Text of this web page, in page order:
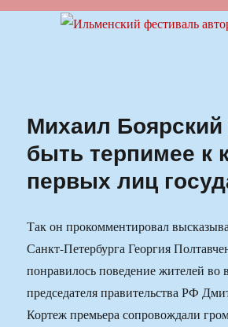
Ильменский
Михаил Боярский
быть терпимее к
первых лиц
Так он прокомментировал
Санкт-Петербурга Георгия
понравилось поведение жителей во
председателя правительства РФ
Кортеж премьера сопровождали